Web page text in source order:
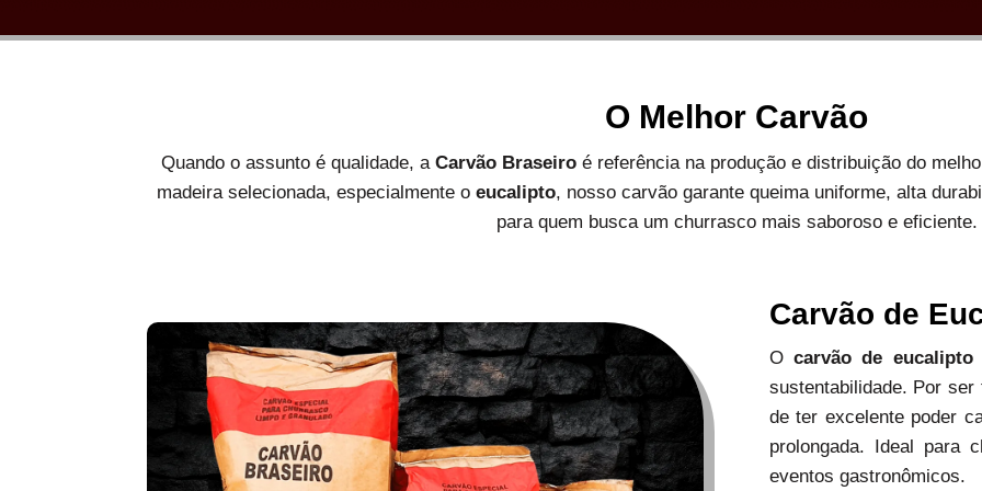
O Melhor Carvão
Quando o assunto é qualidade, a Carvão Braseiro é referência na produção e distribuição do
madeira selecionada, especialmente o eucalipto, nosso carvão garante queima uniforme, alta
para quem busca um churrasco mais saboroso e eficiente.
Carvão de
O carvão de eucalipto
sustentabilidade. Por
de ter excelente poder
prolongada. Ideal para
eventos gastronômicos.